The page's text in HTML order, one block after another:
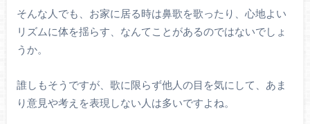
そんな人でも、お家に居る時は鼻歌を歌ったり、心地よい
リズムに体を揺らす、なんてことがあるのではないでしょ
うか。
誰しもそうですが、歌に限らず他人の目を気にして、あま
り意見や考えを表現しない人は多いですよね。